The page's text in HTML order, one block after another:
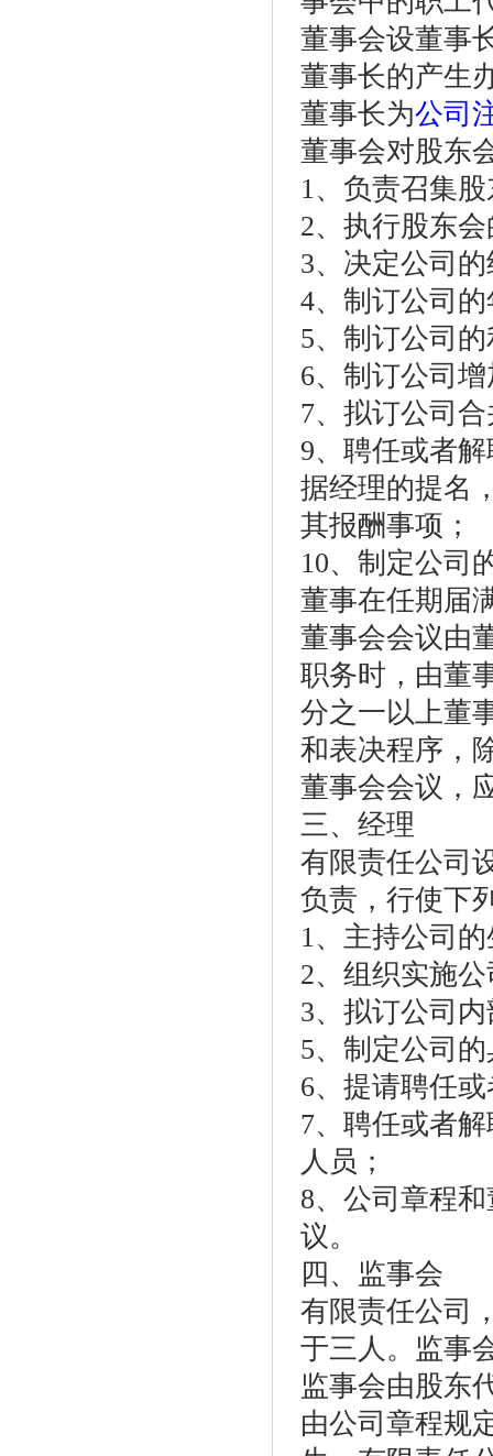
董事会设董事
董事长的产生
董事长为公司
董事会对股东
1、负责召集
2、执行股东
3、决定公司
4、制订公司
5、制订公司
6、制订公司
7、拟订公司
9、聘任或者
据经理的提名
其报酬事项；
10、制定公司
董事在任期届
董事会会议由
职务时，由董
分之一以上董
和表决程序，
董事会会议，
三、经理
有限责任公司
负责，行使下
1、主持公司
2、组织实施
3、拟订公司
5、制定公司
6、提请聘任
7、聘任或者
人员；
8、公司章程
议。
四、监事会
有限责任公司
于三人。监事
监事会由股东
由公司章程规